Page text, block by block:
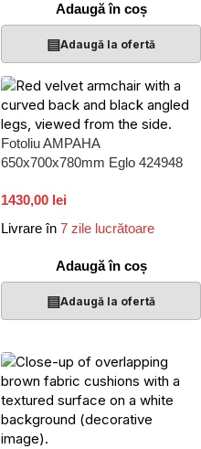
Adaugă în coș
▤Adaugă la ofertă
Fotoliu AMPAHA
650x700x780mm Eglo 424948
1430,00 lei
Livrare în 7 zile lucrătoare
Adaugă în coș
▤Adaugă la ofertă